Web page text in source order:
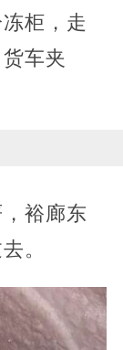
柜，走
车夹
裕廊东
。